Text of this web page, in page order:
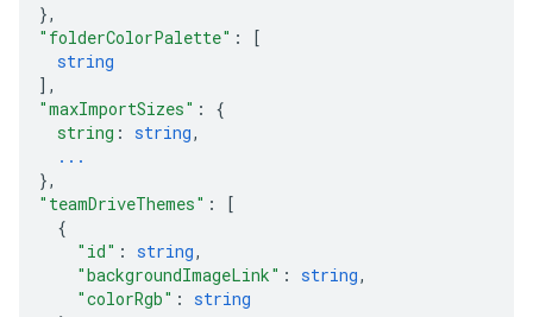
},
"folderColorPalette" :
[
string
] ,
"maxImportSizes" : {
string : string,
...
},
"teamDriveThemes" :
[
{
"id" : string,
"backgroundImageLink" : string,
"colorRgb" : string